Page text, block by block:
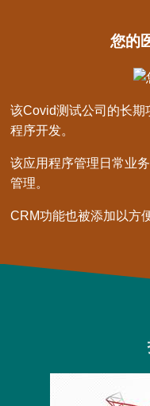
您的
该Covid测试公司的长期
程序开发。
该应用程序管理日常业
管理。
CRM功能也被添加以方